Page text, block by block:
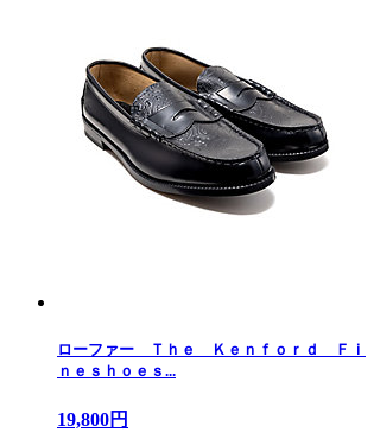
ローファー Ｔｈｅ Ｋｅｎｆｏｒｄ Ｆｉ
ｎｅｓｈｏｅｓ...
19,800円